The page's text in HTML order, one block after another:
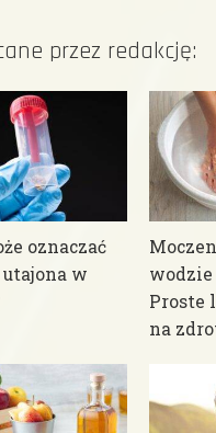
przez redakcję:
oznaczać
w
wodzie
Proste
na